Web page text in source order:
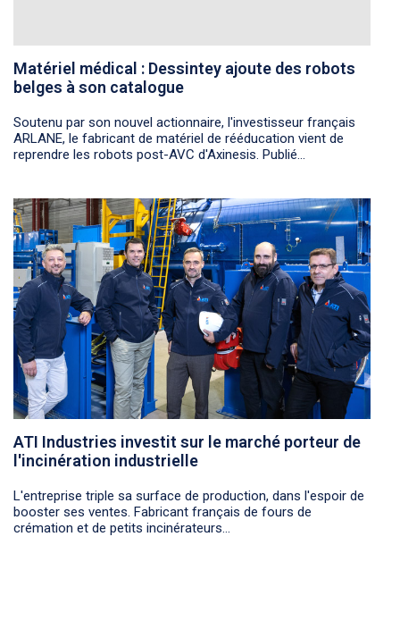
Matériel médical : Dessintey ajoute des robots
belges à son catalogue
Soutenu par son nouvel actionnaire, l'investisseur français
ARLANE, le fabricant de matériel de rééducation vient de
reprendre les robots post-AVC d'Axinesis. Publié...
ATI Industries investit sur le marché porteur de
l'incinération industrielle
L'entreprise triple sa surface de production, dans l'espoir de
booster ses ventes. Fabricant français de fours de
crémation et de petits incinérateurs...